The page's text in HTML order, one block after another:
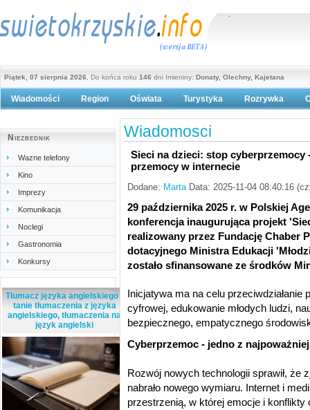
Piątek, 07 sierpnia 2026 , Do końca roku 146 dni Imieniny: Donaty, Olechny, Kajetana
Wiadomości Region Oświata Turystyka
Polityka prywatności
Rozrywka
Niezbednik
Wazne telefony
Kino
Imprezy
Komunikacja
Noclegi
Gastronomia
Konkursy
Tłumacz języka angielskiego -
tanie tłumaczenia z języka
angielskiego, tłumaczenia na
język angielski
Wiadomosci
Sieci na dzieci: stop
przemocy w internecie
Dodane: MartaData: 2025-11-04 08:40:16
29 października 2025 r. w Polskiej
konferencja inaugurująca projekt
realizowany przez Fundację Chaber
dotacyjnego Ministra Edukacji
zostało sfinansowane ze środków
Inicjatywa ma na celu
cyfrowej, edukowanie młodych ludzi,
bezpiecznego, empatycznego
Cyberprzemoc - jedno z
Rozwój nowych technologii sprawił, że
nabrało nowego wymiaru. Internet i
przestrzenią, w której emocje i